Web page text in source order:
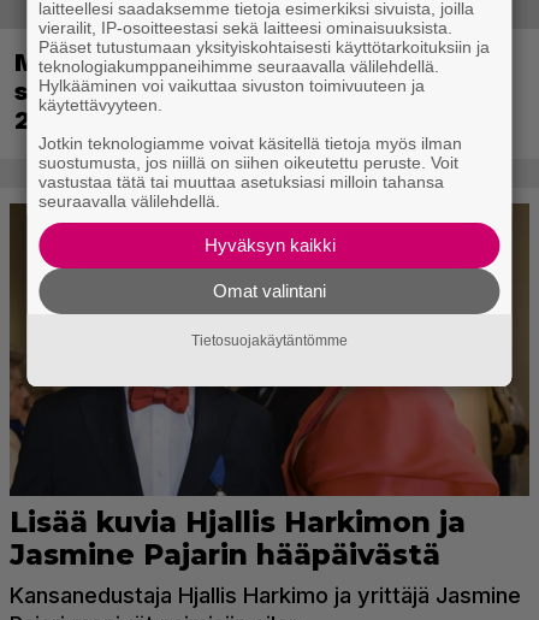
Metsästyssimulaattorin jatko-osa
saapuu ensi kuussa – Way of the Hunter
2 päivättiin
laitteellesi saadaksemme tietoja esimerkiksi sivuista, joilla
vierailit, IP-osoitteestasi sekä laitteesi ominaisuuksista.
Pääset tutustumaan yksityiskohtaisesti käyttötarkoituksiin ja
teknologiakumppaneihimme seuraavalla välilehdellä.
Hylkääminen voi vaikuttaa sivuston toimivuuteen ja
käytettävyyteen.
Jotkin teknologiamme voivat käsitellä tietoja myös ilman
suostumusta, jos niillä on siihen oikeutettu peruste. Voit
vastustaa tätä tai muuttaa asetuksiasi milloin tahansa
seuraavalla välilehdellä.
Hyväksyn kaikki
Omat valintani
Tietosuojakäytäntömme